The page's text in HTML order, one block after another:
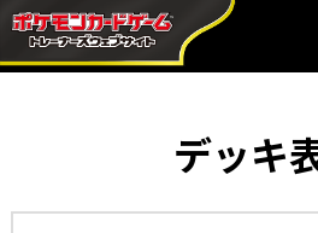
デッキ